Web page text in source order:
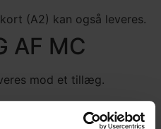
(A2) kan også leveres.
AF MC
mod et tillæg.